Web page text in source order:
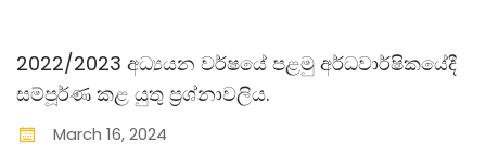
2022/2023 අධ්‍යයන වර්ෂයේ පළමු අර්ධවාර්ෂිකයේදී
සම්පූර්ණ කළ යුතු ප‍්‍රශ්නාවලිය.
March 16,2024